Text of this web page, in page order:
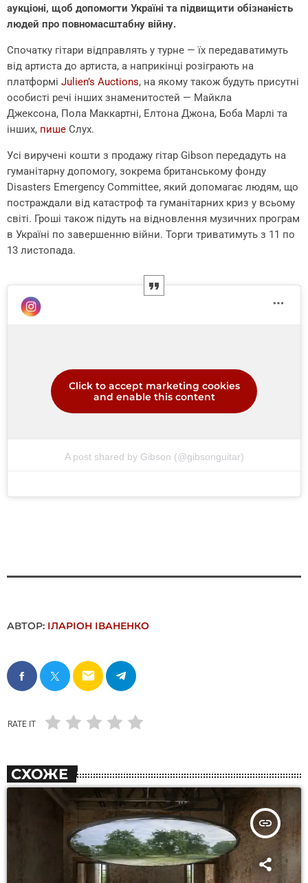
аукціоні, щоб допомогти Україні та підвищити обізнаність
людей про повномасштабну війну.
Спочатку гітари відправлять у турне — їх передаватимуть
від артиста до артиста, а наприкінці розіграють на
платформі Julien’s Auctions, на якому також будуть присутні
особисті речі інших знаменитостей — Майкла
Джексона, Пола Маккартні, Елтона Джона, Боба Марлі та
інших, пише Слух.
Усі виручені кошти з продажу гітар Gibson передадуть на
гуманітарну допомогу, зокрема британському фонду
Disasters Emergency Committee, який допомагає людям, що
постраждали від катастроф та гуманітарних криз у всьому
світі. Гроші також підуть на відновлення музичних програм
в Україні по завершенню війни. Торги триватимуть з 11 по
13 листопада.
A post shared by Gibson (@gibsonguitar)
Click to accept marketing cookies
and enable this content
АВТОР: ІЛАРІОН ІВАНЕНКО
email
RATE IT
СХОЖЕ
insert_link